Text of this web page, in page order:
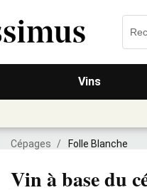
Vins
Cépages / Folle Blanche
Vin à base du